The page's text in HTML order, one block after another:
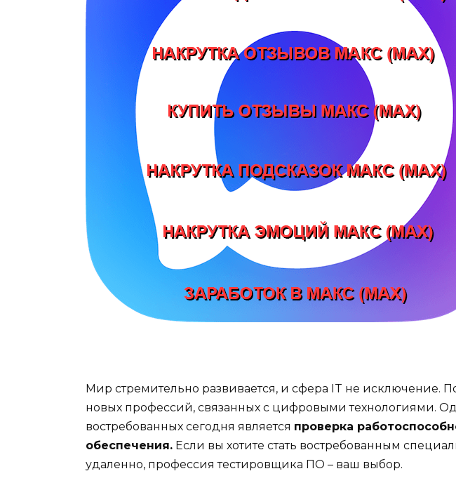
Мир стремительно развивается, и сфера IT не исключение.
новых профессий, связанных с цифровыми технологиями.
востребованных сегодня является проверка
обеспечения. Если вы хотите стать востребованным
удаленно, профессия тестировщика ПО – ваш выбор.